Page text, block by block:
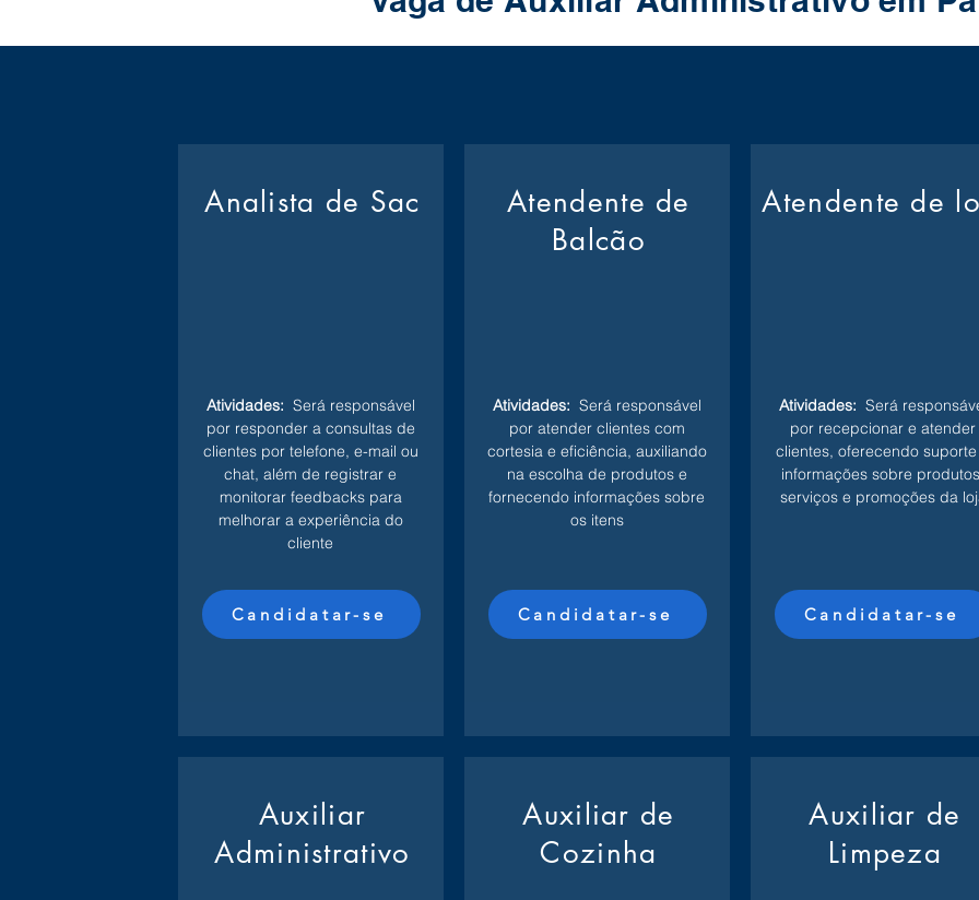
Analista de Sac
Atividades: Será responsável
por responder a consultas de
clientes por telefone, e-mail ou
chat, além de registrar e
monitorar feedbacks para
melhorar a experiência do
cliente
Candidatar-se
Auxiliar
Administrativo
Atendente de
Balcão
Atividades: Será responsável
por atender clientes com
cortesia e eficiência, auxiliando
na escolha de produtos e
fornecendo informações sobre
os itens
Candidatar-se
Auxiliar de
Cozinha
Atendente de
Atividades: Será
por recepcionar e atender
clientes, oferecendo
informações sobre
serviços e promoções da
Candidatar-se
Auxiliar de
Limpeza